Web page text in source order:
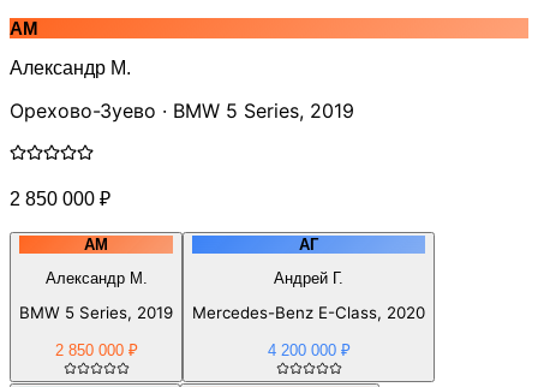
АМ
Александр М.
Орехово-Зуево · BMW 5 Series, 2019
2 850 000 ₽
АМ
Александр М.
BMW 5 Series, 2019
2 850 000 ₽
АГ
Андрей Г.
Mercedes-Benz E-Class, 2020
4 200 000 ₽